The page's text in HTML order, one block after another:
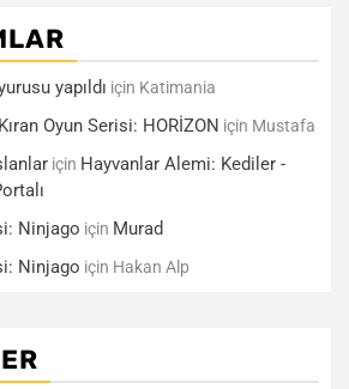
yapıldı için Katimania
Oyun Serisi: HORİZON için Mustafa
için Hayvanlar Alemi: Kediler -
Ninjago için Murad
Ninjago için Hakan Alp